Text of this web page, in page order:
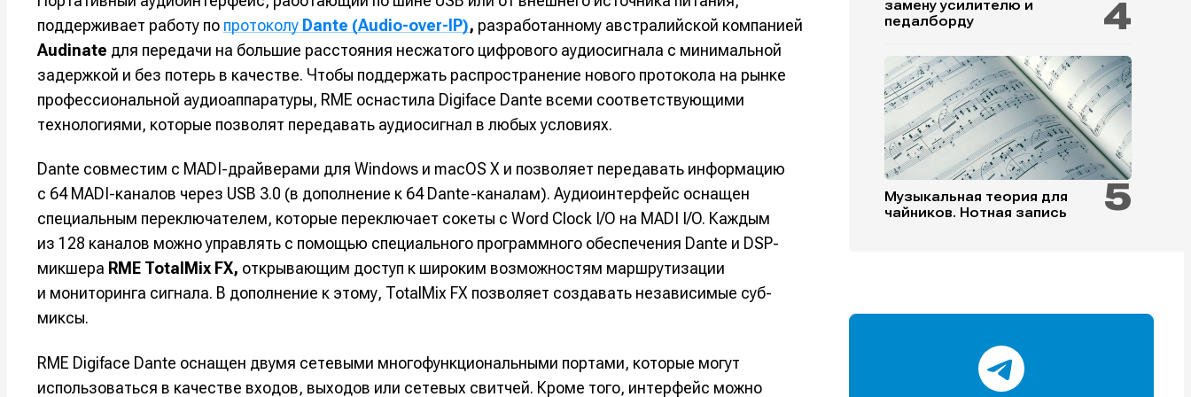
Вы сможете общаться в комментариях, добавлять материалы в избранное и
пользоваться всеми возможностями сайта.
почта
Продолжить
Вы сможете общаться в комментариях, добавлять материалы в избранное и
пользоваться всеми возможностями сайта.
почта
Продолжить
Вы сможете общаться в комментариях, добавлять материалы в избранное и
пользоваться всеми возможностями сайта.
почта
Продолжить
Оборудование
Софт
Индустрия
Сцена
📖 Источники информации
👷 Профили специалистов
Скоро тут что-то будет
🎁 Бесплатные VST
📻 Выбираем оборудование
✨ Разбираемся в эффектах
❤️‍🔥 Лучшие VST
Предложить новость
Вы сможете общаться в комментариях, добавлять материалы в избранное и
пользоваться всеми возможностями сайта.
почта
Продолжить
Оборудование
Софт
Индустрия
Сцена
📖 Источники информации
👷 Профили специалистов
Скоро тут что-то будет
🎁 Бесплатные VST
📻 Выбираем оборудование
✨ Разбираемся в эффектах
❤️‍🔥 Лучшие VST
Предложить новость
поддерживает работу по протоколу Dante (Audio-over-IP), разработанному австралийской компанией
Audinate для передачи на большие расстояния несжатого цифрового аудиосигнала с минимальной
задержкой и без потерь в качестве. Чтобы поддержать распространение нового протокола на рынке
профессиональной аудиоаппаратуры, RME оснастила Digiface Dante всеми соответствующими
технологиями, которые позволят передавать аудиосигнал в любых условиях.
Dante совместим с MADI-драйверами для Windows и macOS X и позволяет передавать информацию
с 64 MADI-каналов через USB 3.0 (в дополнение к 64 Dante-каналам). Аудиоинтерфейс оснащен
специальным переключателем, которые переключает сокеты с Word Clock I/O на MADI I/O. Каждым
из 128 каналов можно управлять с помощью специального программного обеспечения Dante и DSP-
микшера RME TotalMix FX, открывающим доступ к широким возможностям маршрутизации
и мониторинга сигнала. В дополнение к этому, TotalMix FX позволяет создавать независимые суб-
миксы.
RME Digiface Dante оснащен двумя сетевыми многофункциональными портами, которые могут
использоваться в качестве входов, выходов или сетевых свитчей. Кроме того, интерфейс можно
замену усилителю и
педалборду
Музыкальная теория для
чайников. Нотная запись